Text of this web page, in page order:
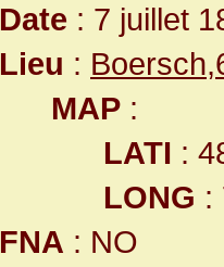
Date : 7 juillet
Lieu :
MAP :
LATI :
LONG :
FNA : NO